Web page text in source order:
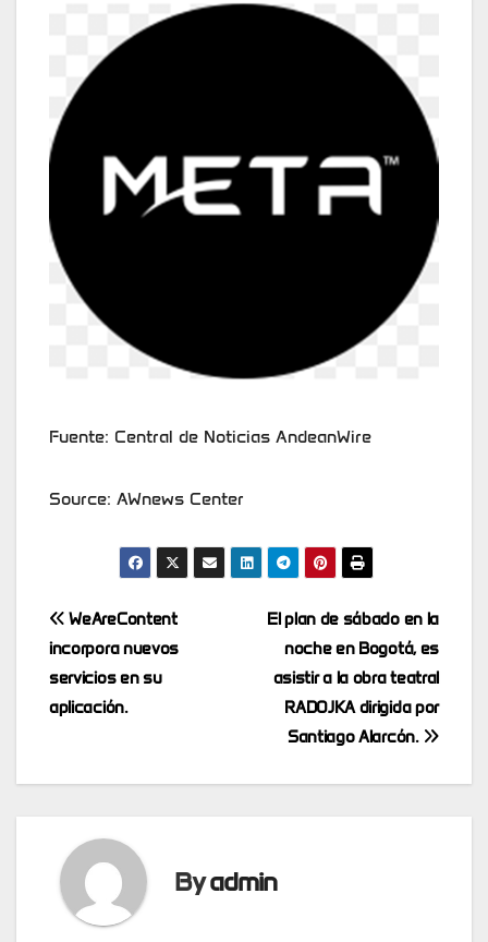
Fuente: Central de Noticias AndeanWire
Source: AWnews Center
Post
navigation
El plan de sábado en la
noche en Bogotá, es
asistir a la obra teatral
RADOJKA dirigida por
Santiago Alarcón.
WeAreContent
incorpora nuevos
servicios en su
aplicación.
Byadmin